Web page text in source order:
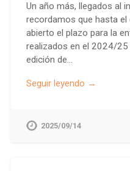
Un año más, llegados al
recordamos que hasta
abierto el plazo para la
realizados en el 2024/25
edición de…
Seguir leyendo →
2025/09/14